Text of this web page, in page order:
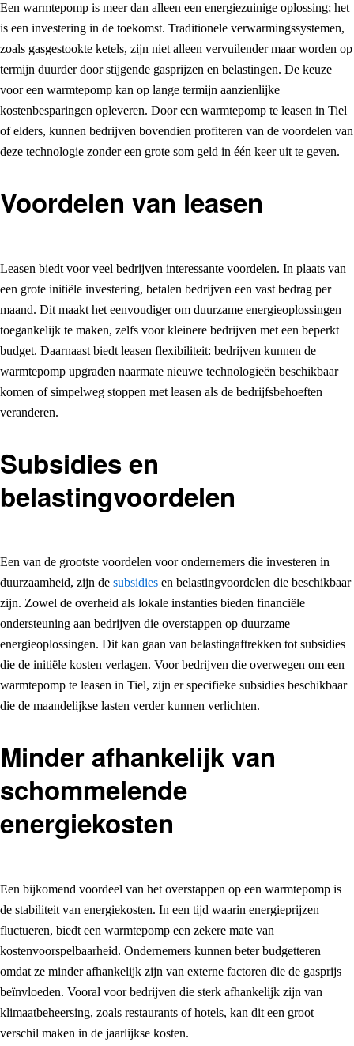
Een warmtepomp is meer dan alleen een energiezuinige oplossing; het
is een investering in de toekomst. Traditionele verwarmingssystemen,
zoals gasgestookte ketels, zijn niet alleen vervuilender maar worden op
termijn duurder door stijgende gasprijzen en belastingen. De keuze
voor een warmtepomp kan op lange termijn aanzienlijke
kostenbesparingen opleveren. Door een warmtepomp te leasen in Tiel
of elders, kunnen bedrijven bovendien profiteren van de voordelen van
deze technologie zonder een grote som geld in één keer uit te geven.
Voordelen van leasen
Leasen biedt voor veel bedrijven interessante voordelen. In plaats van
een grote initiële investering, betalen bedrijven een vast bedrag per
maand. Dit maakt het eenvoudiger om duurzame energieoplossingen
toegankelijk te maken, zelfs voor kleinere bedrijven met een beperkt
budget. Daarnaast biedt leasen flexibiliteit: bedrijven kunnen de
warmtepomp upgraden naarmate nieuwe technologieën beschikbaar
komen of simpelweg stoppen met leasen als de bedrijfsbehoeften
veranderen.
Subsidies en
belastingvoordelen
Een van de grootste voordelen voor ondernemers die investeren in
duurzaamheid, zijn de subsidies en belastingvoordelen die beschikbaar
zijn. Zowel de overheid als lokale instanties bieden financiële
ondersteuning aan bedrijven die overstappen op duurzame
energieoplossingen. Dit kan gaan van belastingaftrekken tot subsidies
die de initiële kosten verlagen. Voor bedrijven die overwegen om een
warmtepomp te leasen in Tiel, zijn er specifieke subsidies beschikbaar
die de maandelijkse lasten verder kunnen verlichten.
Minder afhankelijk van
schommelende
energiekosten
Een bijkomend voordeel van het overstappen op een warmtepomp is
de stabiliteit van energiekosten. In een tijd waarin energieprijzen
fluctueren, biedt een warmtepomp een zekere mate van
kostenvoorspelbaarheid. Ondernemers kunnen beter budgetteren
omdat ze minder afhankelijk zijn van externe factoren die de gasprijs
beïnvloeden. Vooral voor bedrijven die sterk afhankelijk zijn van
klimaatbeheersing, zoals restaurants of hotels, kan dit een groot
verschil maken in de jaarlijkse kosten.